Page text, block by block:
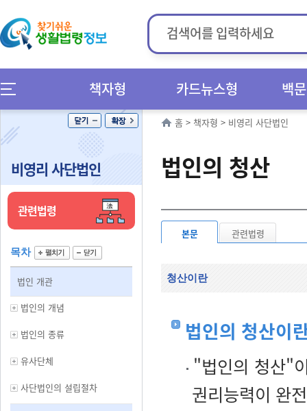
책자형 카드뉴스형 백
비영리 사단법인
관련법령
목차
법인 개관
법인의 개념
법인의 종류
유사단체
사단법인의 설립절차
홈 > 책자형 > 비영리 사단법인
법인의 청산
본문 관련법령
청산이란
법인의 청산이
"법인의 청산"
권리능력이 완